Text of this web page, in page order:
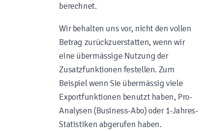
berechnet.
Wir behalten uns vor, nicht den vollen
Betrag zurückzuerstatten, wenn wir
eine übermässige Nutzung der
Zusatzfunktionen festellen. Zum
Beispiel wenn Sie übermässig viele
Exportfunktionen benutzt haben, Pro-
Analysen (Business-Abo) oder 1-Jahres-
Statistiken abgerufen haben.